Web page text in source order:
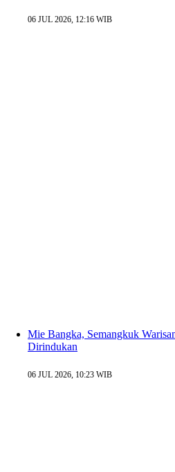
06 JUL 2026, 12:16 WIB
Mie Bangka, Semangkuk
Dirindukan
06 JUL 2026, 10:23 WIB